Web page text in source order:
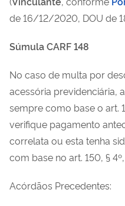
de16/12/2020, DOU de
Súmula CARF 148
No caso de multa por
acessória previdenciária,
sempre como base o art.
verifique pagamento
correlata ou esta tenha
com base no art. 150, §
Acórdãos Precedentes: